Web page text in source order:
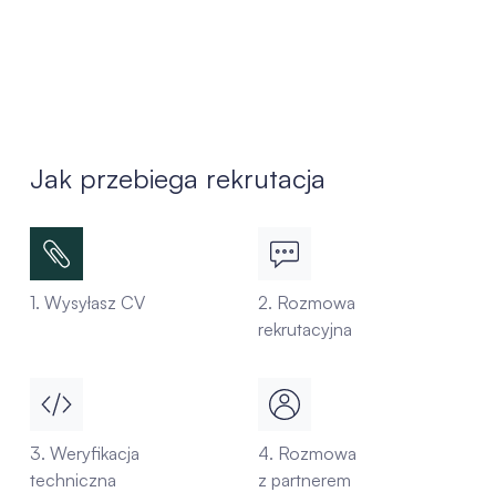
Jak przebiega rekrutacja
1. Wysyłasz CV
2. Rozmowa
rekrutacyjna
3. Weryfikacja
techniczna
4. Rozmowa
z partnerem